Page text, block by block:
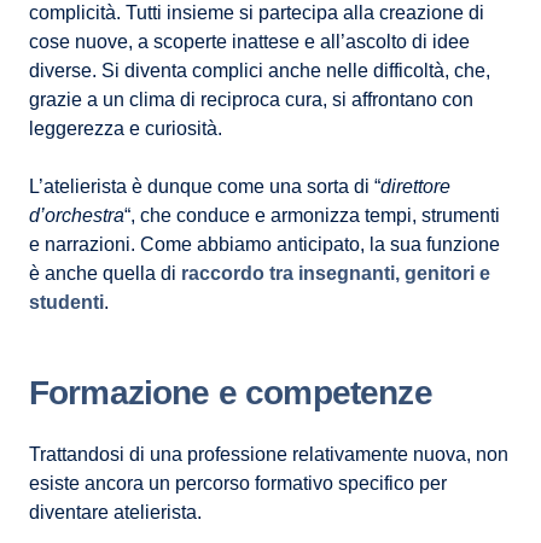
complicità. Tutti insieme si partecipa alla creazione di
cose nuove, a scoperte inattese e all’ascolto di idee
diverse. Si diventa complici anche nelle difficoltà, che,
grazie a un clima di reciproca cura, si affrontano con
leggerezza e curiosità.
L’atelierista è dunque come una sorta di “direttore
d’orchestra“, che conduce e armonizza tempi, strumenti
e narrazioni. Come abbiamo anticipato, la sua funzione
è anche quella di raccordo tra insegnanti, genitori e
studenti.
Formazione e competenze
Trattandosi di una professione relativamente nuova, non
esiste ancora un percorso formativo specifico per
diventare atelierista.